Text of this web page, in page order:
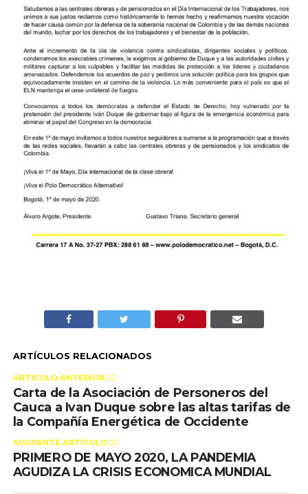
ARTÍCULOS RELACIONADOS
ARTÍCULO ANTERIOR 👉🏻
Carta de la Asociación de Personeros del
Cauca a Ivan Duque sobre las altas tarifas de
la Compañía Energética de Occidente
SIGUIENTE ARTÍCULO 👈🏻
PRIMERO DE MAYO 2020, LA PANDEMIA
AGUDIZA LA CRISIS ECONOMICA MUNDIAL